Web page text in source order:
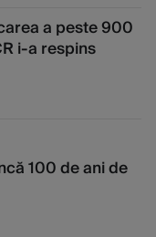
a peste 900
i-a respins
100 de ani de